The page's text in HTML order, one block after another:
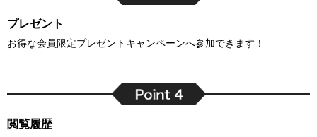
プレゼント
お得な会員限定プレゼントキャンペーンへ参加できます！
閲覧履歴